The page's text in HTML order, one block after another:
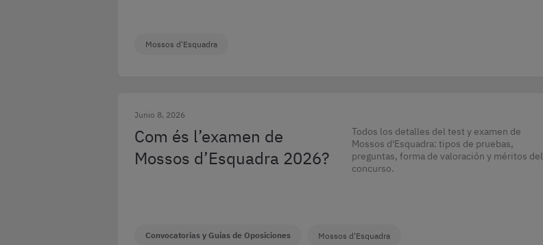
Mossos d'Esquadra
Junio 8, 2026
Com és l’examen de
Mossos d’Esquadra 2026?
Todos los detalles del test y examen de
Mossos d'Esquadra: tipos de pruebas,
preguntas, forma de valoración y méritos del
concurso.
Convocatorias y Guías de Oposiciones Mossos d'Esquadra